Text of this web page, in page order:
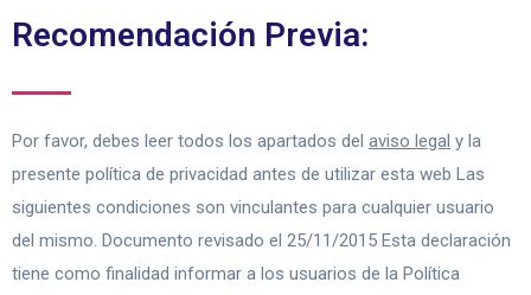
Recomendación Previa:
Por favor, debes leer todos los apartados del aviso legal y la
presente política de privacidad antes de utilizar esta web Las
siguientes condiciones son vinculantes para cualquier usuario
del mismo. Documento revisado el 25/11/2015 Esta declaración
tiene como finalidad informar a los usuarios de la Política